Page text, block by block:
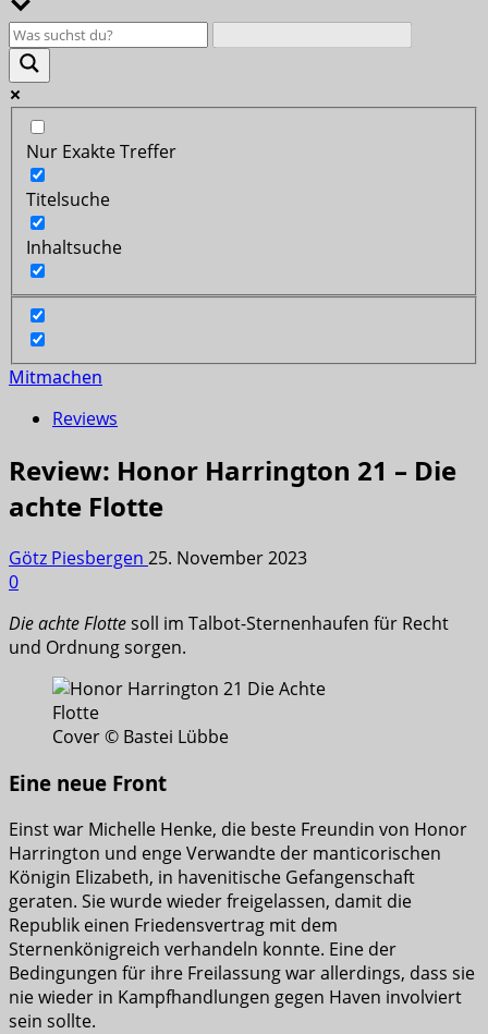
Nur Exakte Treffer
Titelsuche
Inhaltsuche
Mitmachen
Reviews
Review: Honor Harrington 21 – Die
achte Flotte
Götz Piesbergen 25. November 2023
0
Die achte Flottesoll im Talbot-Sternenhaufen für Recht
und Ordnung sorgen.
Cover © Bastei Lübbe
Eine neue Front
Einst war Michelle Henke, die beste Freundin von Honor
Harrington und enge Verwandte der manticorischen
Königin Elizabeth, in havenitische Gefangenschaft
geraten. Sie wurde wieder freigelassen, damit die
Republik einen Friedensvertrag mit dem
Sternenkönigreich verhandeln konnte. Eine der
Bedingungen für ihre Freilassung war allerdings, dass sie
nie wieder in Kampfhandlungen gegen Haven involviert
sein sollte.